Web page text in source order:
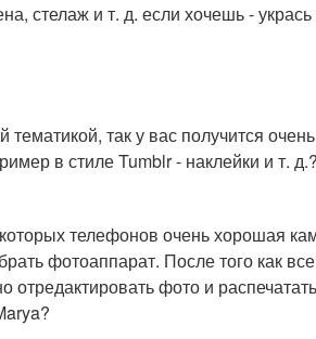
стелаж и т. д. если хочешь -
так у вас получится очень
в стиле Tumblr - наклейки и т. д.?
телефонов очень хорошая
фотоаппарат. После того как
фото и